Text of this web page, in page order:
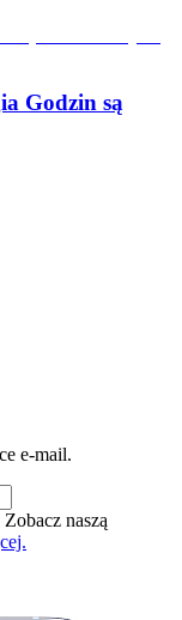
Godzin są
e-mail.
naszą